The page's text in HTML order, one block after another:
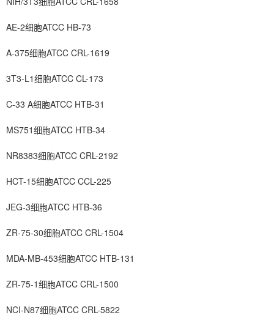
AE-2细胞ATCC HB-73
A-375细胞ATCC CRL-1619
3T3-L1细胞ATCC CL-173
C-33 A细胞ATCC HTB-31
MS751细胞ATCC HTB-34
NR8383细胞ATCC CRL-2192
HCT-15细胞ATCC CCL-225
JEG-3细胞ATCC HTB-36
ZR-75-30细胞ATCC CRL-1504
MDA-MB-453细胞ATCC HTB-131
ZR-75-1细胞ATCC CRL-1500
NCI-N87细胞ATCC CRL-5822